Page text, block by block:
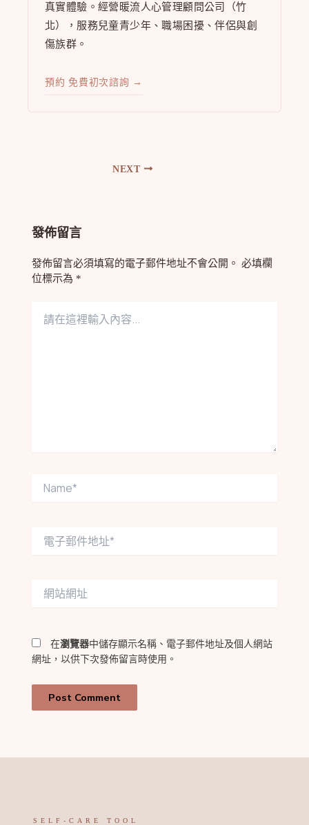
真實體驗。經營暖流人心管理顧問公司（竹
北），服務兒童青少年、職場困擾、伴侶與創
傷族群。
預約 免費初次諮詢 →
NEXT
發佈留言
發佈留言必須填寫的電子郵件地址不會公開。 必填欄
位標示為 *
在瀏覽器中儲存顯示名稱、電子郵件地址及個人網站
網址，以供下次發佈留言時使用。
SELF-CARE TOOL